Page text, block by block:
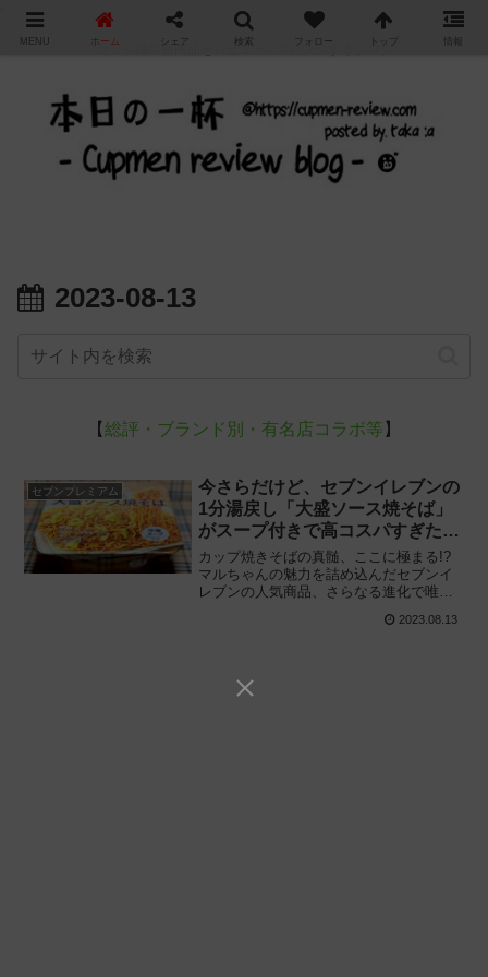
カップ麺の新商品をレビュー / アレンジするブログ
2023-08-13
【総評・ブランド別・有名店コラボ等 】
セブンプレミアム
今さらだけど、セブンイレブンの
1分湯戻し「大盛ソース焼そば」
がスープ付きで高コスパすぎた
件。
カップ焼きそばの真髄、ここに極まる!?
マルちゃんの魅力を詰め込んだセブンイ
レブンの人気商品、さらなる進化で唯一
戻し 大盛ソース焼そば 中華スープ付き」
2023.08.13
MENU ホーム シェア 検索 フォロー トップ 情報